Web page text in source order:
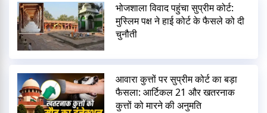
भोजशाला विवाद पहुंचा सुप्रीम कोर्ट:
मुस्लिम पक्ष ने हाई कोर्ट के फैसले को दी
चुनौती
आवारा कुत्तों पर सुप्रीम कोर्ट का बड़ा
फैसला: आर्टिकल 21 और खतरनाक
कुत्तों को मारने की अनुमति